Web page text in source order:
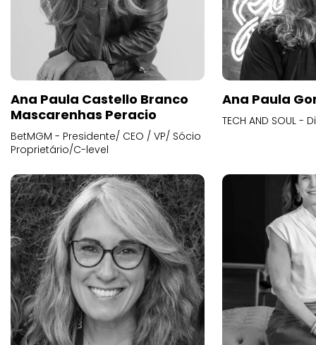
Ana Paula Castello Branco
Mascarenhas Peracio
BetMGM - Presidente/ CEO / VP/ Sócio
Proprietário/C-level
Ana Paula
TECH AND SOUL